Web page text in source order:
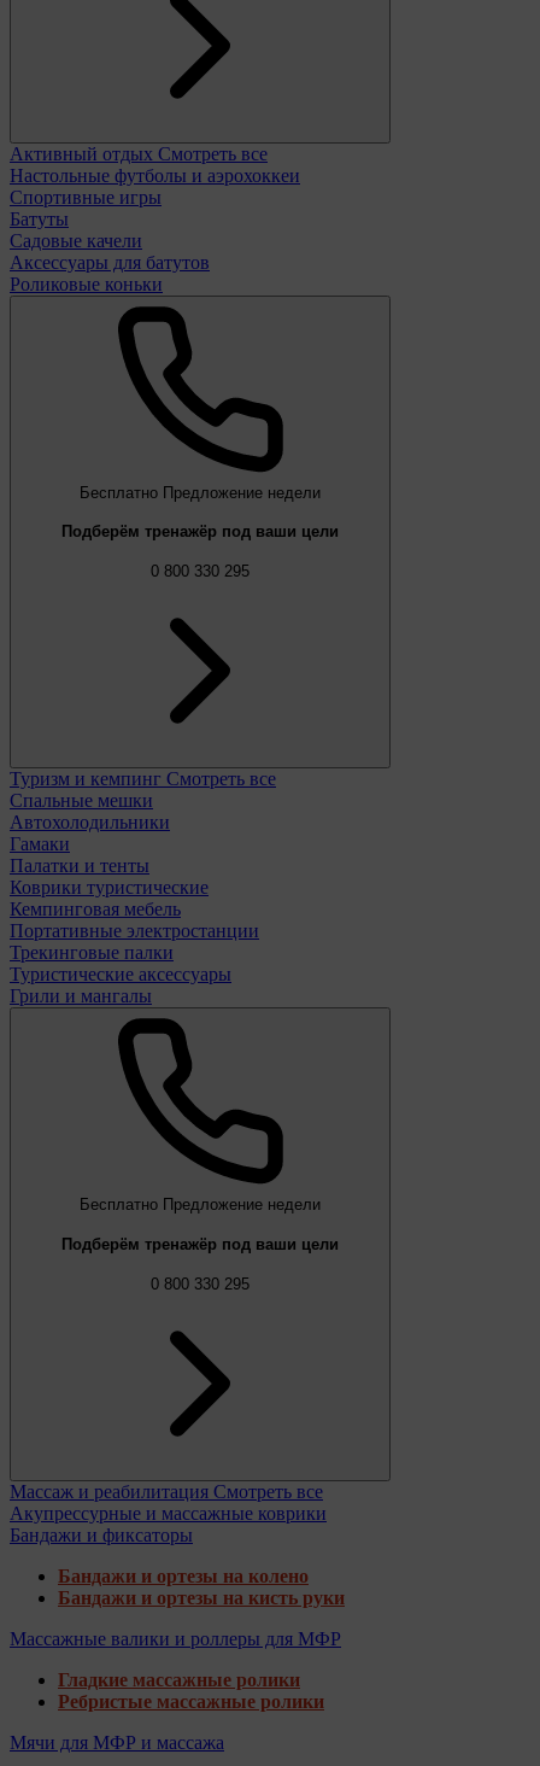
Активный отдых Смотреть все
Настольные футболы и аэрохоккеи
Спортивные игры
Батуты
Садовые качели
Аксессуары для батутов
Роликовые коньки
Бесплатно Предложение недели
Подберём тренажёр под ваши цели
0 800 330 295
Туризм и кемпинг Смотреть все
Спальные мешки
Автохолодильники
Гамаки
Палатки и тенты
Коврики туристические
Кемпинговая мебель
Портативные электростанции
Трекинговые палки
Туристические аксессуары
Грили и мангалы
Бесплатно Предложение недели
Подберём тренажёр под ваши цели
0 800 330 295
Массаж и реабилитация Смотреть все
Акупрессурные и массажные коврики
Бандажи и фиксаторы
Бандажи и ортезы на колено
Бандажи и ортезы на кисть руки
Массажные валики и роллеры для МФР
Гладкие массажные ролики
Ребристые массажные ролики
Мячи для МФР и массажа